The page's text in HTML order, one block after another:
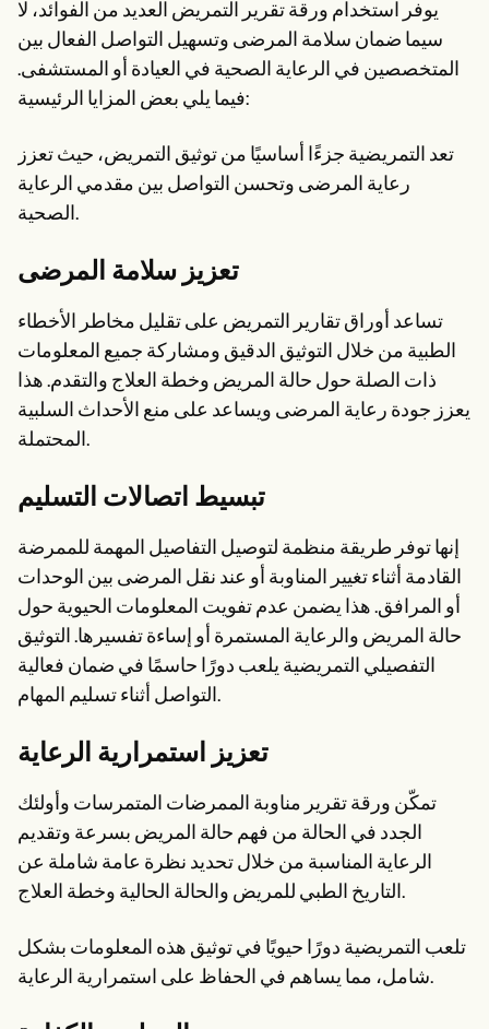
يوفر استخدام ورقة تقرير التمريض العديد من الفوائد، لا
سيما ضمان سلامة المرضى وتسهيل التواصل الفعال بين
المتخصصين في الرعاية الصحية في العيادة أو المستشفى.
فيما يلي بعض المزايا الرئيسية:
تعد التمريضية جزءًا أساسيًا من توثيق التمريض، حيث تعزز
رعاية المرضى وتحسن التواصل بين مقدمي الرعاية
الصحية.
تعزيز سلامة المرضى
تساعد أوراق تقارير التمريض على تقليل مخاطر الأخطاء
الطبية من خلال التوثيق الدقيق ومشاركة جميع المعلومات
ذات الصلة حول حالة المريض وخطة العلاج والتقدم. هذا
يعزز جودة رعاية المرضى ويساعد على منع الأحداث السلبية
المحتملة.
تبسيط اتصالات التسليم
إنها توفر طريقة منظمة لتوصيل التفاصيل المهمة للممرضة
القادمة أثناء تغيير المناوبة أو عند نقل المرضى بين الوحدات
أو المرافق. هذا يضمن عدم تفويت المعلومات الحيوية حول
حالة المريض والرعاية المستمرة أو إساءة تفسيرها. التوثيق
التفصيلي التمريضية يلعب دورًا حاسمًا في ضمان فعالية
التواصل أثناء تسليم المهام.
تعزيز استمرارية الرعاية
تمكّن ورقة تقرير مناوبة الممرضات المتمرسات وأولئك
الجدد في الحالة من فهم حالة المريض بسرعة وتقديم
الرعاية المناسبة من خلال تحديد نظرة عامة شاملة عن
التاريخ الطبي للمريض والحالة الحالية وخطة العلاج.
تلعب التمريضية دورًا حيويًا في توثيق هذه المعلومات بشكل
شامل، مما يساهم في الحفاظ على استمرارية الرعاية.